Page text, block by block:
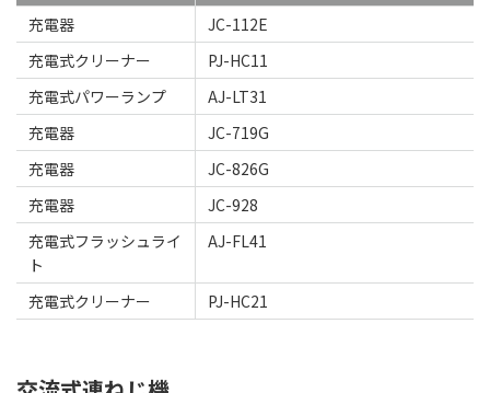
充電器
JC-112E
充電式クリーナー
PJ-HC11
充電式パワーランプ
AJ-LT31
充電器
JC-719G
充電器
JC-826G
充電器
JC-928
充電式フラッシュライ
ト
AJ-FL41
充電式クリーナー PJ-HC21